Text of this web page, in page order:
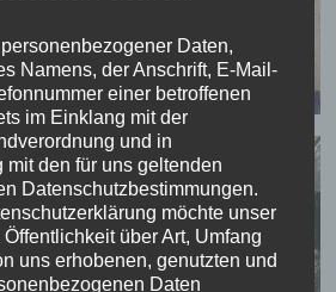
Daten,
Namens, der Anschrift, E-Mail-
einer betroffenen
im Einklang mit der
und in
mit den für uns geltenden
Datenschutzbestimmungen.
möchte unser
über Art, Umfang
uns erhobenen, genutzten und
Daten